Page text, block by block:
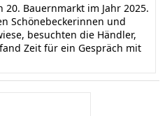
Bauernmarkt im Jahr 2025.
Schönebeckerinnen und
besuchten die Händler,
Zeit für ein Gespräch mit